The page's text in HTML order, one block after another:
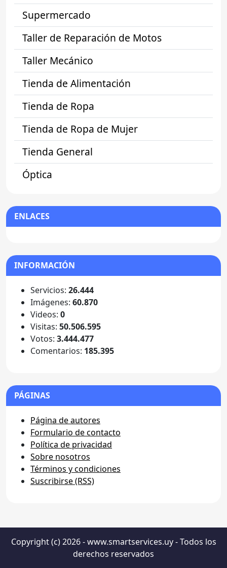
Supermercado
Taller de Reparación de Motos
Taller Mecánico
Tienda de Alimentación
Tienda de Ropa
Tienda de Ropa de Mujer
Tienda General
Óptica
ENLACES
INFORMACIÓN
Servicios: 26.444
Imágenes: 60.870
Videos: 0
Visitas: 50.506.595
Votos: 3.444.477
Comentarios: 185.395
PÁGINAS
Página de autores
Formulario de contacto
Política de privacidad
Sobre nosotros
Términos y condiciones
Suscribirse (RSS)
Copyright (c) 2026 - www.smartservices.uy - Todos los
derechos reservados